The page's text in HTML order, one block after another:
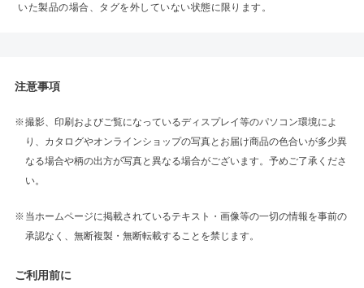
いた製品の場合、タグを外していない状態に限ります。
注意事項
撮影、印刷およびご覧になっているディスプレイ等のパソコン環境によ
り、カタログやオンラインショップの写真とお届け商品の色合いが多少異
なる場合や柄の出方が写真と異なる場合がございます。予めご了承くださ
い。
当ホームページに掲載されているテキスト・画像等の一切の情報を事前の
承認なく、無断複製・無断転載することを禁じます。
ご利用前に